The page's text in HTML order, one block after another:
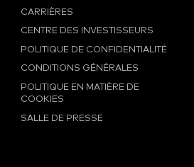
CARRIÈRES
CENTRE DES INVESTISSEURS
POLITIQUE DE CONFIDENTIALITÉ
CONDITIONS GÉNÉRALES
POLITIQUE EN MATIÈRE DE
COOKIES
SALLE DE PRESSE